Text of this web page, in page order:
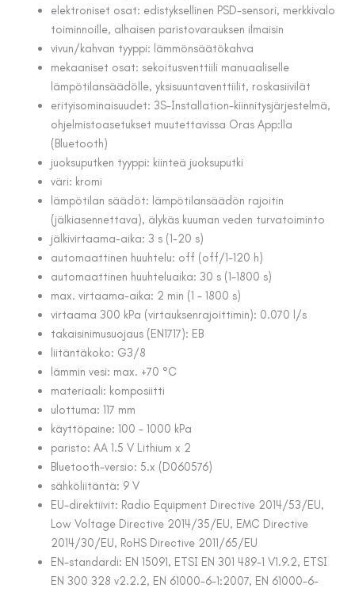
elektroniset osat: edistyksellinen PSD-sensori, merkkivalo
toiminnoille, alhaisen paristovarauksen ilmaisin
vivun/kahvan tyyppi: lämmönsäätökahva
mekaaniset osat: sekoitusventtiili manuaaliselle
lämpötilansäädölle, yksisuuntaventtiilit, roskasiivilät
erityisominaisuudet: 3S-Installation-kiinnitysjärjestelmä,
ohjelmistoasetukset muutettavissa Oras App:lla
(Bluetooth)
juoksuputken tyyppi: kiinteä juoksuputki
väri: kromi
lämpötilan säädöt: lämpötilansäädön rajoitin
(jälkiasennettava), älykäs kuuman veden turvatoiminto
jälkivirtaama-aika: 3 s (1-20 s)
automaattinen huuhtelu: off (off/1-120 h)
automaattinen huuhteluaika: 30 s (1-1800 s)
max. virtaama-aika: 2 min (1 – 1800 s)
virtaama 300 kPa (virtauksenrajoittimin): 0.070 l/s
takaisinimusuojaus (EN1717): EB
liitäntäkoko: G3/8
lämmin vesi: max. +70 °C
materiaali: komposiitti
ulottuma: 117 mm
käyttöpaine: 100 – 1000 kPa
paristo: AA 1.5 V Lithium x 2
Bluetooth-versio: 5.x (D060576)
sähköliitäntä: 9 V
EU-direktiivit: Radio Equipment Directive 2014/53/EU,
Low Voltage Directive 2014/35/EU, EMC Directive
2014/30/EU, RoHS Directive 2011/65/EU
EN-standardi: EN 15091, ETSI EN 301 489-1 V1.9.2, ETSI
EN 300 328 v2.2.2, EN 61000-6-1:2007, EN 61000-6-